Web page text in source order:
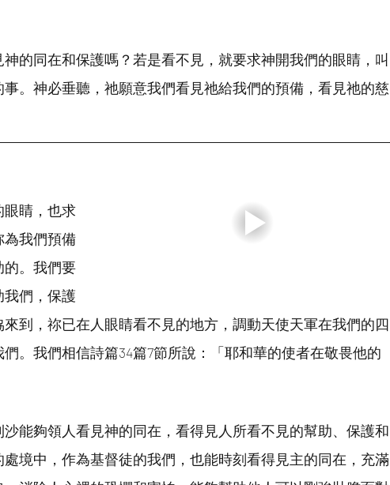
的同在和保護嗎？若是看不見，就要求神開我們的眼睛，叫
。神必垂聽，祂願意我們看見祂給我們的預備，看見祂的慈
眼睛，也求
為我們預備
的。我們要
們，保護
到，祢已在人眼睛看不見的地方，調動天使天軍在我們的四
。我們相信詩篇34篇7節所說：「耶和華的使者在敬畏他的
能夠領人看見神的同在，看得見人所看不見的幫助、保護和
境中，作為基督徒的我們，也能時刻看得見主的同在，充滿